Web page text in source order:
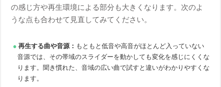
の感じ方や再生環境による部分も大きくなります。次のよ
うな点も合わせて見直してみてください。
再生する曲や音源： もともと低音や高音がほとんど入っていない
音源では、その帯域のスライダーを動かしても変化を感じにくくな
ります。聞き慣れた、音域の広い曲で試すと違いがわかりやすくな
ります。